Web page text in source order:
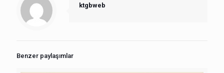
ktgbweb
Benzer paylaşımlar